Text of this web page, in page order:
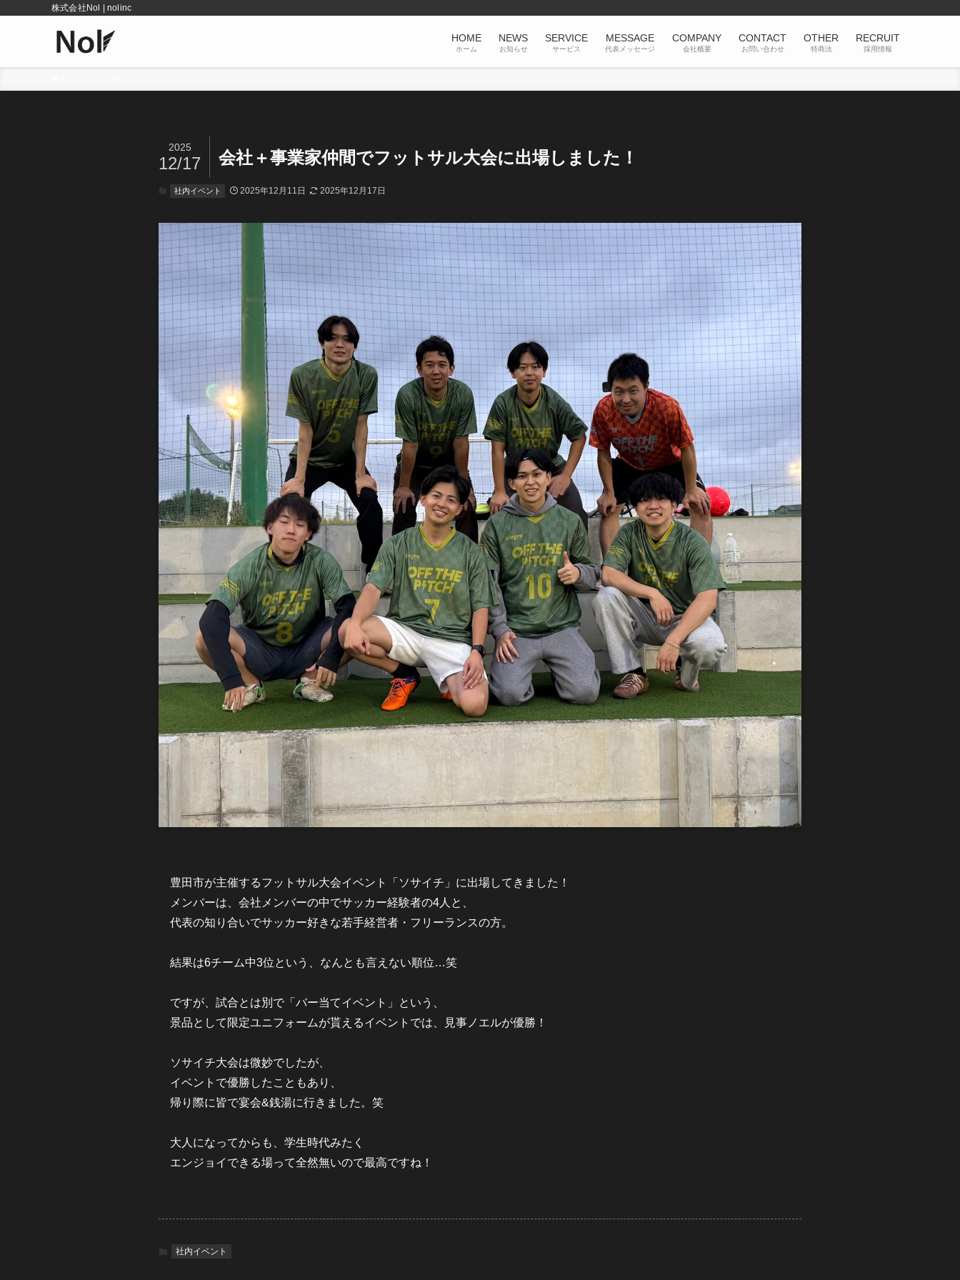
株式会社Nol | nolinc
HOME
ホーム
NEWS
お知らせ
SERVICE
サービス
MESSAGE
代表メッセージ
COMPANY
会社概要
CONTACT
お問い合わせ
OTHER
特商法
RECRUIT
採用情報
会社＋事業家仲間でフットサル大会に出場しました！
2025
12/17
社内イベント 2025年12月11日 2025年12月17日
豊田市が主催するフットサル大会イベント「ソサイチ」に出場してきました！
メンバーは、会社メンバーの中でサッカー経験者の4人と、
代表の知り合いでサッカー好きな若手経営者・フリーランスの方。
結果は6チーム中3位という、なんとも言えない順位…笑
ですが、試合とは別で「バー当てイベント」という、
景品として限定ユニフォームが貰えるイベントでは、見事ノエルが優勝！
ソサイチ大会は微妙でしたが、
イベントで優勝したこともあり、
帰り際に皆で宴会&銭湯に行きました。笑
大人になってからも、学生時代みたく
エンジョイできる場って全然無いので最高ですね！
社内イベント